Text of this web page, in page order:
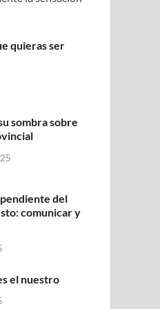
quieras ser
sombra sobre
del
comunicar y
el nuestro